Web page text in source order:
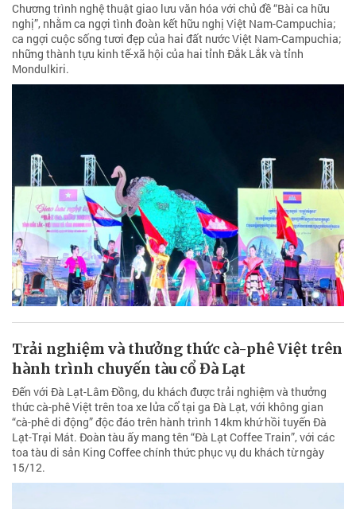
Chương trình nghệ thuật giao lưu văn hóa với chủ đề “Bài ca hữu
nghị”, nhằm ca ngợi tình đoàn kết hữu nghị Việt Nam-Campuchia;
ca ngợi cuộc sống tươi đẹp của hai đất nước Việt Nam-Campuchia;
những thành tựu kinh tế-xã hội của hai tỉnh Đắk Lắk và tỉnh
Mondulkiri.
Trải nghiệm và thưởng thức cà-phê Việt trên
hành trình chuyến tàu cổ Đà Lạt
Đến với Đà Lạt-Lâm Đồng, du khách được trải nghiệm và thưởng
thức cà-phê Việt trên toa xe lửa cổ tại ga Đà Lạt, với không gian
“cà-phê di động” độc đáo trên hành trình 14km khứ hồi tuyến Đà
Lạt-Trại Mát. Đoàn tàu ấy mang tên “Đà Lạt Coffee Train”, với các
toa tàu di sản King Coffee chính thức phục vụ du khách từ ngày
15/12.